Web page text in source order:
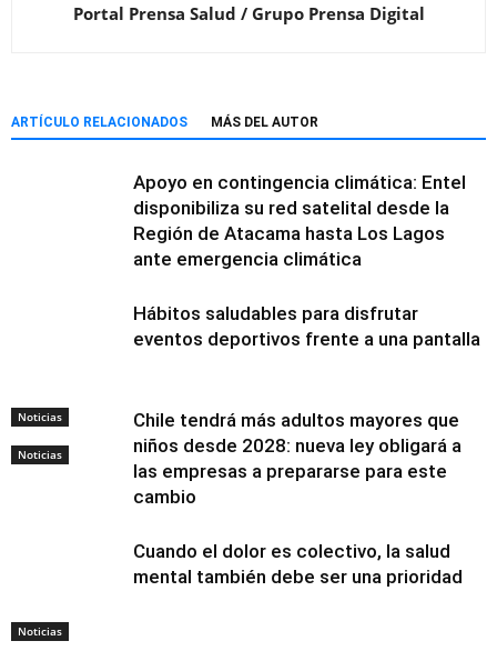
Portal Prensa Salud / Grupo Prensa Digital
ARTÍCULO RELACIONADOS MÁS DEL AUTOR
Noticias
Apoyo en contingencia climática: Entel
disponibiliza su red satelital desde la
Región de Atacama hasta Los Lagos
ante emergencia climática
Noticias
Hábitos saludables para disfrutar
eventos deportivos frente a una pantalla
Noticias
Chile tendrá más adultos mayores que
niños desde 2028: nueva ley obligará a
las empresas a prepararse para este
cambio
Cuando el dolor es colectivo, la salud
mental también debe ser una prioridad